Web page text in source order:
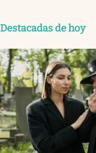
Destacadas de hoy